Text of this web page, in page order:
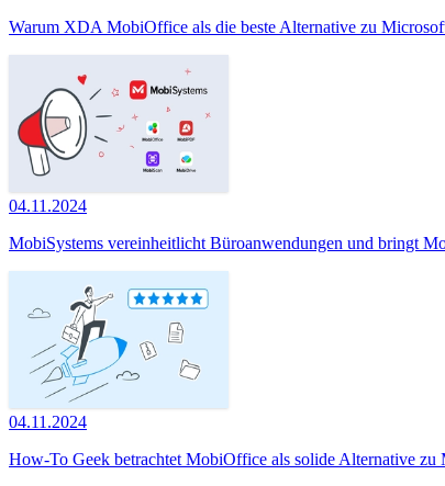
Warum XDA MobiOffice als die beste Alternative zu
04.11.2024
MobiSystems vereinheitlicht Büroanwendungen und bringt
04.11.2024
How-To Geek betrachtet MobiOffice als solide Alternative zu